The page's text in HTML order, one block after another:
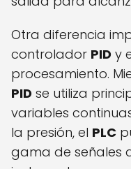
Otra diferencia
controlador PID y
procesamiento.
PID se utiliza
variables
la presión, el PLC
gama de señales